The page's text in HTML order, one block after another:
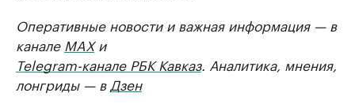
Оперативные новости и важная информация — в
канале MAXи
Telegram-канале РБК Кавказ. Аналитика, мнения,
лонгриды — в Дзен